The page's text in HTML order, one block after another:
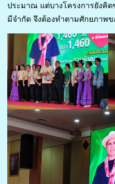
ประมาณ แต่บางโครงการยังคิ
มีจำกัด จึงต้องทำตามศักยภาพข